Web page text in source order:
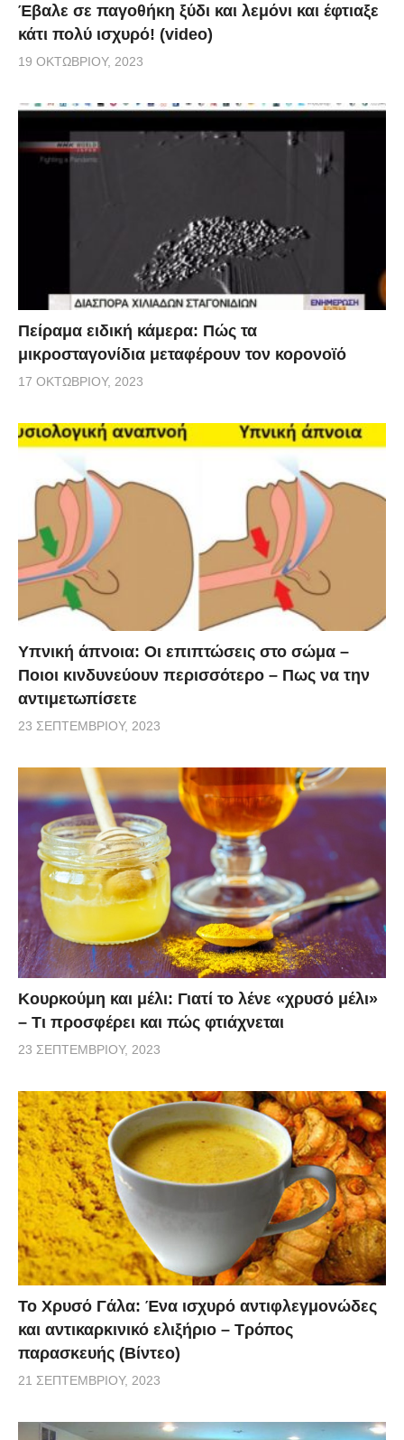
Έβαλε σε παγοθήκη ξύδι και λεμόνι και έφτιαξε
κάτι πολύ ισχυρό! (video)
19 ΟΚΤΩΒΡΊΟΥ, 2023
Πείραμα ειδική κάμερα: Πώς τα
μικροσταγονίδια μεταφέρουν τον κορονοϊό
17 ΟΚΤΩΒΡΊΟΥ, 2023
Υπνική άπνοια: Οι επιπτώσεις στο σώμα –
Ποιοι κινδυνεύουν περισσότερο – Πως να την
αντιμετωπίσετε
23 ΣΕΠΤΕΜΒΡΊΟΥ, 2023
Κουρκούμη και μέλι: Γιατί το λένε «χρυσό μέλι»
– Τι προσφέρει και πώς φτιάχνεται
23 ΣΕΠΤΕΜΒΡΊΟΥ, 2023
Το Χρυσό Γάλα: Ένα ισχυρό αντιφλεγμονώδες
και αντικαρκινικό ελιξήριο – Τρόπος
παρασκευής (Βίντεο)
21 ΣΕΠΤΕΜΒΡΊΟΥ, 2023